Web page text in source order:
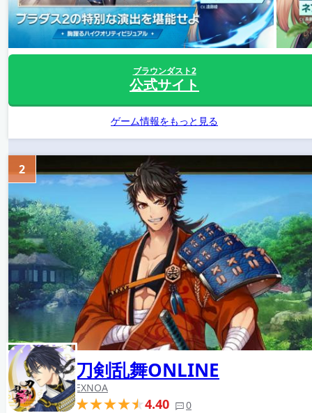
ブラウンダスト2
公式サイト
ゲーム情報をもっと見る
刀剣乱舞ONLINE
EXNOA
4.40 0
2